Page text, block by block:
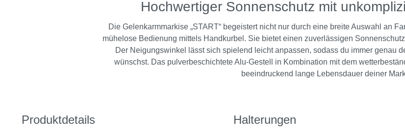
Hochwertiger Sonnenschutz mit
Die Gelenkarmmarkise „START“ begeistert nicht nur durch eine breite Auswahl an
mühelose Bedienung mittels Handkurbel. Sie bietet einen zuverlässigen
Der Neigungswinkel lässt sich spielend leicht anpassen, sodass du immer genau
wünschst. Das pulverbeschichtete Alu-Gestell in Kombination mit dem
beeindruckend lange Lebensdauer deiner
Produktdetails Halterungen